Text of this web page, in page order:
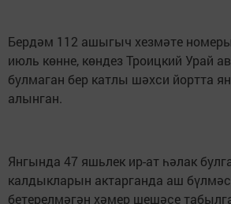
Бердәм 112 ашыгыч хезмәте
июль көнне, көндез Троицкий Урай
булмаган бер катлы шәхси йортта
алынган.
Янгында 47 яшьлек ир-ат һәлак
калдыкларын актарганда аш
бетерелмәгән хәмер шешәсе